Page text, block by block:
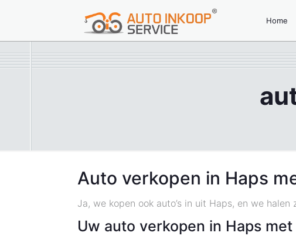
Home
Auto verkopen in Haps
Ja, we kopen ook auto’s in uit Haps, en we
Uw auto verkopen in Haps